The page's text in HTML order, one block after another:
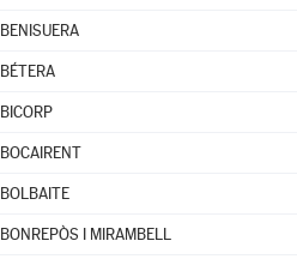
BENISUERA
BÉTERA
BICORP
BOCAIRENT
BOLBAITE
BONREPÒS I MIRAMBELL